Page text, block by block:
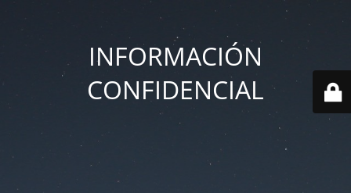
INFORMACIÓN
CONFIDENCIAL